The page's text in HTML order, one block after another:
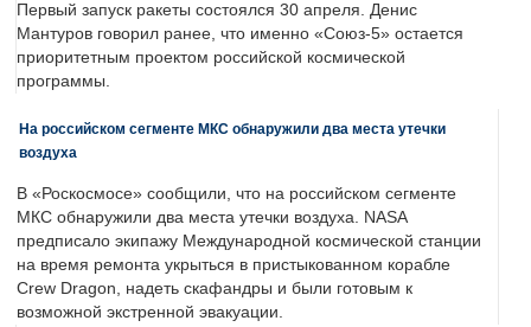
Первый запуск ракеты состоялся 30 апреля. Денис
Мантуров говорил ранее, что именно «Союз-5» остается
приоритетным проектом российской космической
программы.
На российском сегменте МКС обнаружили два места утечки
воздуха
В «Роскосмосе» сообщили, что на российском сегменте
МКС обнаружили два места утечки воздуха. NASA
предписало экипажу Международной космической станции
на время ремонта укрыться в пристыкованном корабле
Crew Dragon, надеть скафандры и были готовым к
возможной экстренной эвакуации.